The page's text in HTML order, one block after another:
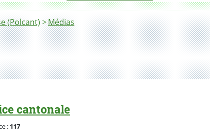
(Polcant)
Médias
cantonale
: 117